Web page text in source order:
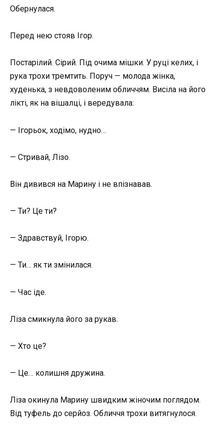
Обернулася.
Перед нею стояв Ігор.
Постарілий. Сірий. Під очима мішки. У руці келих, і
рука трохи тремтить. Поруч — молода жінка,
худенька, з невдоволеним обличчям. Висіла на його
лікті, як на вішалці, і вередувала:
— Ігорьок, ходімо, нудно…
— Стривай, Лізо.
Він дивився на Марину і не впізнавав.
— Ти? Це ти?
— Здравствуй, Ігорю.
— Ти… як ти змінилася.
— Час іде.
Ліза смикнула його за рукав.
— Хто це?
— Це… колишня дружина.
Ліза окинула Марину швидким жіночим поглядом.
Від туфель до серйоз. Обличчя трохи витягнулося.